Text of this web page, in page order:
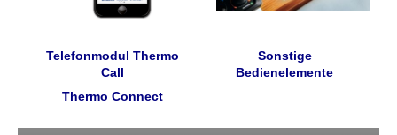
Telefonmodul Thermo
Call
Thermo Connect
Sonstige
Bedienelemente